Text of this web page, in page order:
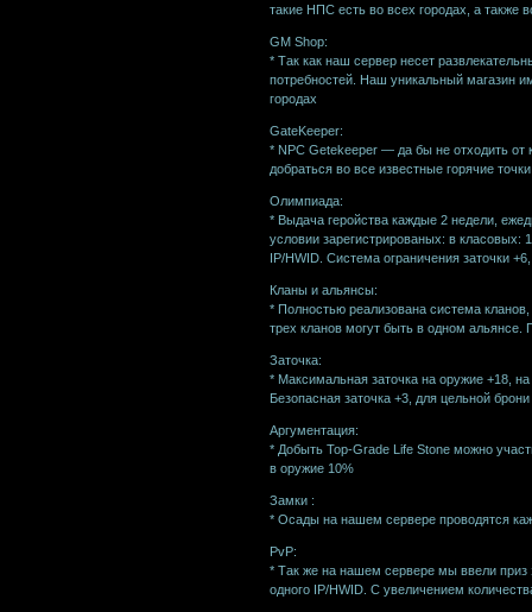
такие НПС есть во всех городах, а также
GM Shop:
* Так как наш сервер несет
потребностей. Наш уникальный магазин
городах
GateKeeper:
* NPC Getekeeper — да бы не отходить
добраться во все известные горячие
Олимпиада:
* Выдача геройства каждые 2 недели,
условии зарегистрированых: в класовых:
IP/HWID. Система ограничения заточки
Кланы и альянсы:
* Полностью реализована система
трех кланов могут быть в одном
Заточка:
* Максимальная заточка на оружие +18,
Безопасная заточка +3, для цельной
Аргументация:
* Добыть Top-Grade Life Stone можно
в оружие 10%
Замки :
* Осады на нашем сервере проводятся
PvP:
* Так же на нашем сервере мы ввели приз
одного IP/HWID. С увеличением